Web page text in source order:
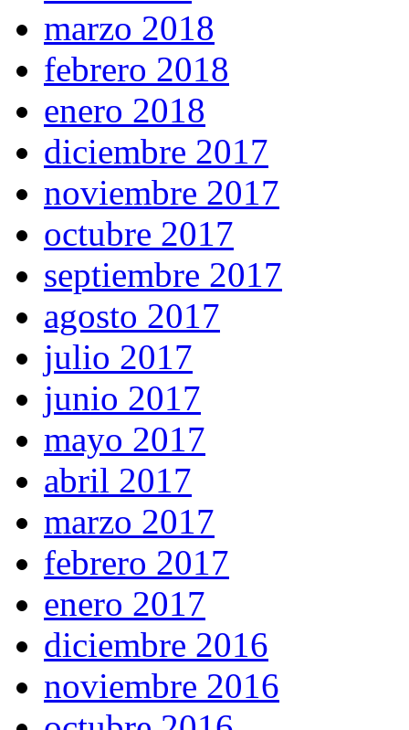
marzo 2018
febrero 2018
enero 2018
diciembre 2017
noviembre 2017
octubre 2017
septiembre 2017
agosto 2017
julio 2017
junio 2017
mayo 2017
abril 2017
marzo 2017
febrero 2017
enero 2017
diciembre 2016
noviembre 2016